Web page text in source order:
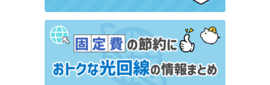
リミックスでんきのキャンペーン・特典情報まとめ
キャッシュバックなど特典はある？
東邦ガスの電気のキャンペーン・特典情報｜最大